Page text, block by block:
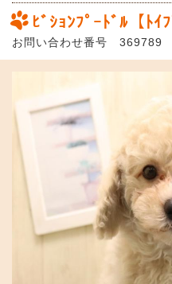
ﾋﾞｼｮﾝﾌﾟｰﾄﾞﾙ【ﾄｲ
お問い合わせ番号 369789